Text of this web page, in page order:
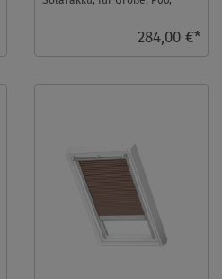
284,00 €*